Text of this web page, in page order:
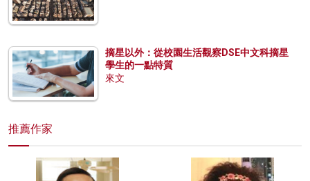
摘星以外：從校園生活觀察DSE中文科摘星
學生的一點特質
來文
推薦作家